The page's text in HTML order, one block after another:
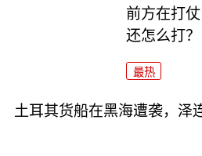
前方在打
还怎么打？
最热
土耳其货船在黑海遭袭，泽